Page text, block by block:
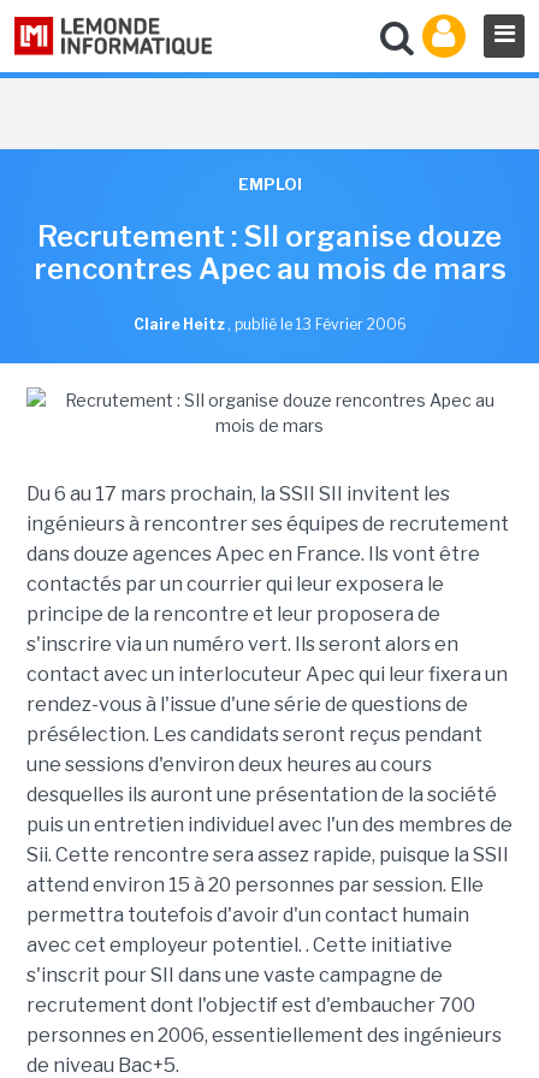
EMPLOI
Recrutement : SII organise douze
rencontres Apec au mois de mars
Claire Heitz , publié le 13 Février 2006
Du 6 au 17 mars prochain, la SSII SII invitent les
ingénieurs à rencontrer ses équipes de recrutement
dans douze agences Apec en France. Ils vont être
contactés par un courrier qui leur exposera le
principe de la rencontre et leur proposera de
s'inscrire via un numéro vert. Ils seront alors en
contact avec un interlocuteur Apec qui leur fixera un
rendez-vous à l'issue d'une série de questions de
présélection. Les candidats seront reçus pendant
une sessions d'environ deux heures au cours
desquelles ils auront une présentation de la société
puis un entretien individuel avec l'un des membres de
Sii. Cette rencontre sera assez rapide, puisque la SSII
attend environ 15 à 20 personnes par session. Elle
permettra toutefois d'avoir d'un contact humain
avec cet employeur potentiel. . Cette initiative
s'inscrit pour SII dans une vaste campagne de
recrutement dont l'objectif est d'embaucher 700
personnes en 2006, essentiellement des ingénieurs
de niveau Bac+5.